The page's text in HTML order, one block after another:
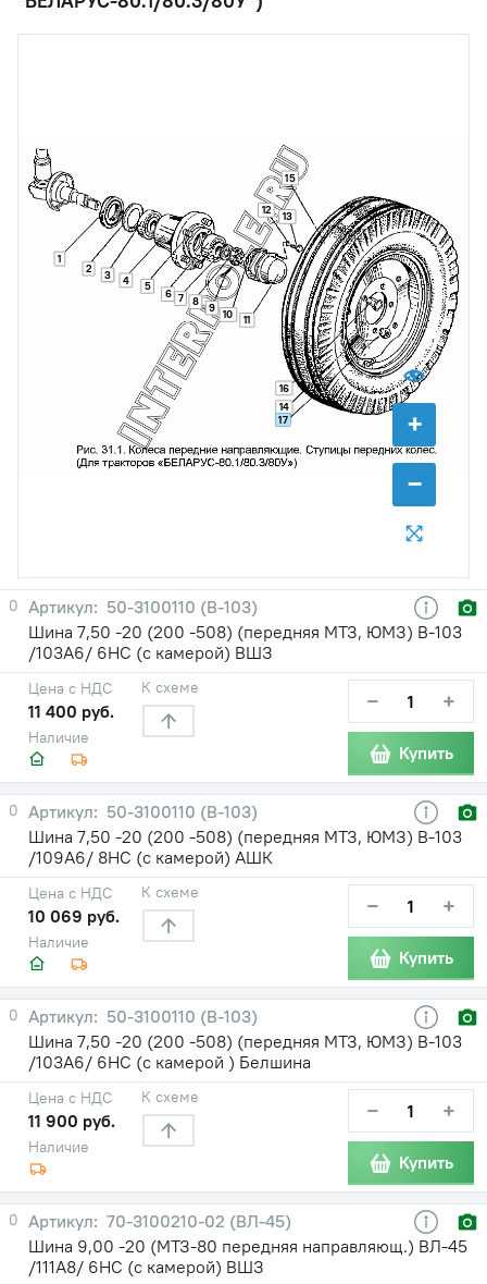
+
−
1
2 3 4 5
6 7 8 9 10 11
12 13
14
15
16
17
0
50-3100110 (В-103)
Шина 7,50 -20 (200 -508) (передняя МТЗ, ЮМЗ) В-103
/103A6/ 6НС (с камерой) ВШЗ
Наличие
Цена с НДС
11 400 руб.
К схеме − +
Купить
0
50-3100110 (В-103)
Шина 7,50 -20 (200 -508) (передняя МТЗ, ЮМЗ) В-103
/109A6/ 8НС (с камерой) АШК
Наличие
Цена с НДС
10 069 руб.
К схеме − +
Купить
0
50-3100110 (В-103)
Шина 7,50 -20 (200 -508) (передняя МТЗ, ЮМЗ) В-103
/103A6/ 6НС (с камерой ) Белшина
Наличие
Цена с НДС
11 900 руб.
К схеме − +
Купить
0
70-3100210-02 (ВЛ-45)
Шина 9,00 -20 (МТЗ-80 передняя направляющ.) ВЛ-45
/111A8/ 6НС (с камерой) ВШЗ